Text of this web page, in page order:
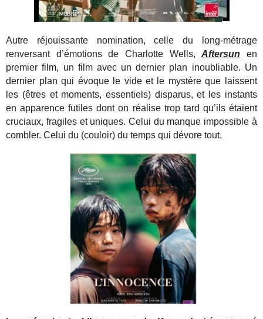
Autre réjouissante nomination, celle du long-métrage
renversant d’émotions de Charlotte Wells,Aftersun en
premier film, un film avec un dernier plan inoubliable. Un
dernier plan qui évoque le vide et le mystère que laissent
les (êtres et moments, essentiels) disparus, et les instants
en apparence futiles dont on réalise trop tard qu’ils étaient
cruciaux, fragiles et uniques. Celui du manque impossible à
combler. Celui du (couloir) du temps qui dévore tout.